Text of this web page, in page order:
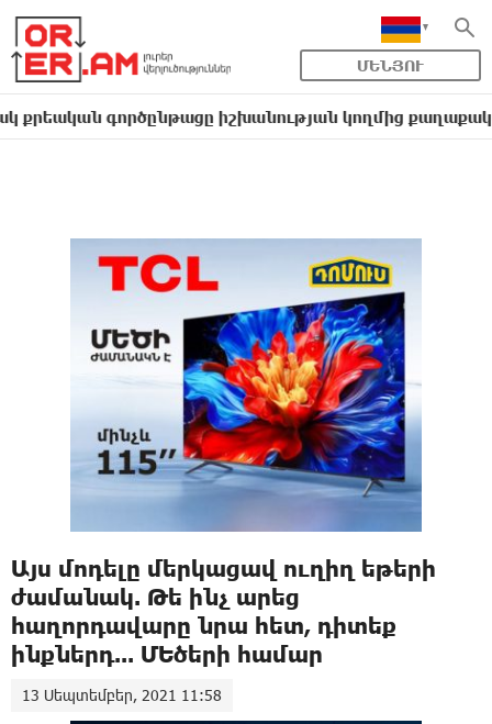
ՄԵՆՅՈՒ
գործընթացը իշխանության կողմից քաղաքական
Այս մոդելը մերկացավ ուղիղ եթերի
ժամանակ. Թե ինչ արեց
հաղորդավարը նրա հետ, դիտեք
ինքներդ... ՄԵծերի համար
13 Սեպտեմբեր, 2021 11:58